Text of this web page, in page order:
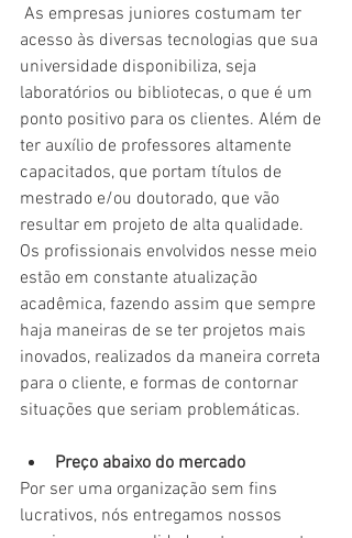
acesso às diversas tecnologias que sua
universidade disponibiliza, seja
laboratórios ou bibliotecas, o que é um
ponto positivo para os clientes. Além de
ter auxílio de professores altamente
capacitados, que portam títulos de
mestrado e/ou doutorado, que vão
resultar em projeto de alta qualidade.
Os profissionais envolvidos nesse meio
estão em constante atualização
acadêmica, fazendo assim que sempre
haja maneiras de se ter projetos mais
inovados, realizados da maneira correta
para o cliente, e formas de contornar
situações que seriam problemáticas.
Preço abaixo do mercado
Por ser uma organização sem fins
lucrativos, nós entregamos nossos